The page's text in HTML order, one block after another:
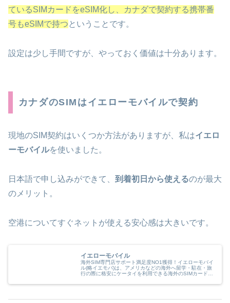
ているSIMカードをeSIM化し、カナダで契約する携帯番
号もeSIMで持つ ということです。
設定は少し手間ですが、やっておく価値は十分あります。
カナダのSIMはイエローモバイルで契約
現地のSIM契約はいくつか方法がありますが、私はイエロ
ーモバイルを使いました。
日本語で申し込みができて、 到着初日から使えるのが最大
のメリット。
空港についてすぐネットが使える安心感は大きいです。
イエローモバイル
海外SIM専門店サポート満足度NO1獲得！イエローモバイ
ル(略イエモバ)は、アメリカなどの海外へ留学・駐在・旅
行の際に格安にケータイを利用できる海外のSIMカード
シュ品の専門店です。海…